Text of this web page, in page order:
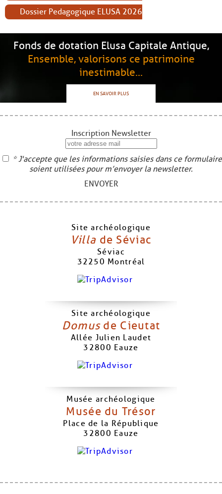
Dossier Pedagogique ELUSA 2026
Fonds de dotation Elusa Capitale Antique,
Ensemble, valorisons ce patrimoine
inestimable...
EN SAVOIR PLUS
Inscription Newsletter
* J'accepte que les informations saisies dans ce formulaire
soient utilisées pour m’envoyer la newsletter.
ENVOYER
Site archéologique
Villa de Séviac
Séviac
32250 Montréal
Site archéologique
Domusde Cieutat
Allée Julien Laudet
32800 Eauze
Musée archéologique
Musée du Trésor
Place de la République
32800 Eauze